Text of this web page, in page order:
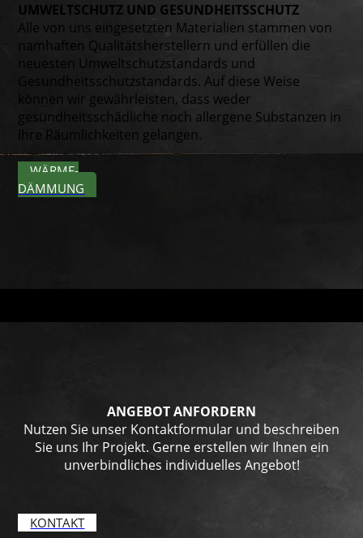
UMWELT­SCHUTZ UND GESUND­HEITS­SCHUTZ
Alle von uns eingesetzten Materialien stammen von
namhaften Qualitätsherstellern und erfüllen die
neuesten Umweltschutzstandards und
Gesundheitsschutzstandards. Auf diese Weise
können wir gewährleisten, dass weder
gesundheitsschädliche noch allergene Substanzen in
Ihre Räumlichkeiten gelangen.
WÄRME­
DÄMMUNG
ANGEBOT ANFORDERN
Nutzen Sie unser Kontaktformular und beschreiben
Sie uns Ihr Projekt. Gerne erstellen wir Ihnen ein
unverbindliches individuelles Angebot!
KONTAKT